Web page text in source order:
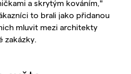
a skrytým kováním,"
to brali jako přidanou
mluvit mezi architekty
zakázky.